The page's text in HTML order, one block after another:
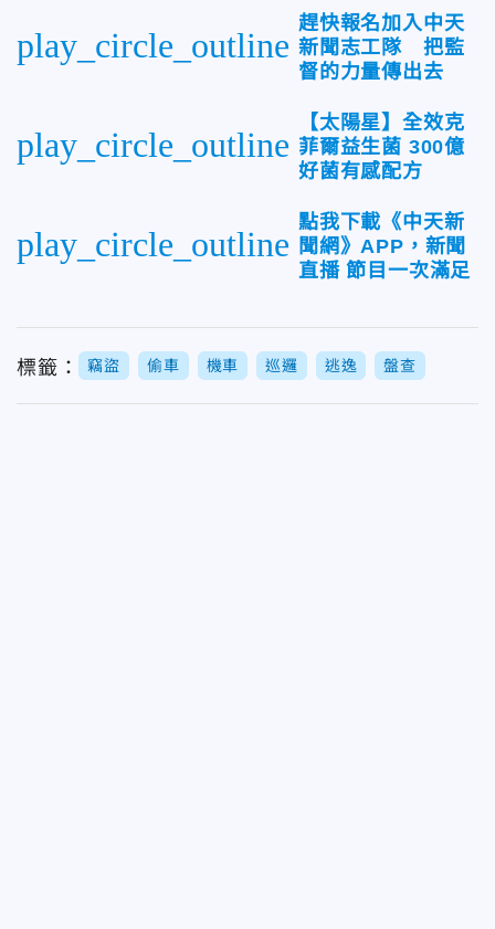
play_circle_outline
趕快報名加入中天
新聞志工隊 把監
督的力量傳出去
play_circle_outline
【太陽星】全效克
菲爾益生菌 300億
好菌有感配方
play_circle_outline
點我下載《中天新
聞網》APP，新聞
直播 節目一次滿足
標籤： 竊盜 偷車 機車 巡邏 逃逸 盤查